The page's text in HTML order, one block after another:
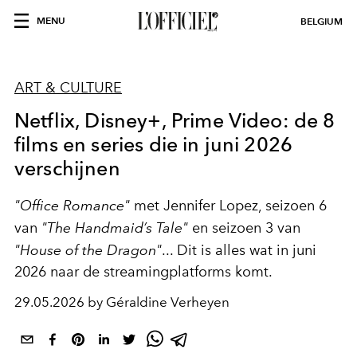
MENU BELGIUM
ART & CULTURE
Netflix, Disney+, Prime Video: de 8
films en series die in juni 2026
verschijnen
"Office Romance" met Jennifer Lopez, seizoen 6
van "The Handmaid’s Tale" en seizoen 3 van
"House of the Dragon"... Dit is alles wat in juni
2026 naar de streamingplatforms komt.
29.05.2026 by Géraldine Verheyen